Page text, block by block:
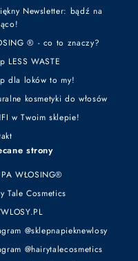
ł
Newsletter: bądź na
® - co to znaczy?
LESS WASTE
dla loków to my!
kosmetyki do włosów
w Twoim sklepie!
strony
WŁOSING®
Tale Cosmetics
@sklepnapieknewlosy
@hairytalecosmetics